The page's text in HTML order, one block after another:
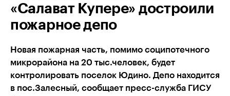
«Салават Купере» достроили
пожарное депо
Новая пожарная часть, помимо соципотечного
микрорайона на 20 тыс.человек, будет
контролировать поселок Юдино. Депо находится
в пос.Залесный, сообщает пресс-служба ГИСУ